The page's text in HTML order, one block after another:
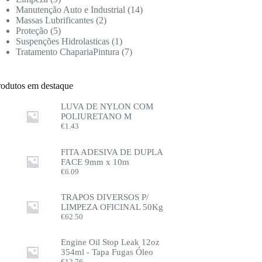
Manutenção Auto e Industrial
14
Massas Lubrificantes 2
Proteção 5
Suspenções Hidrolasticas 1
Tratamento ChapariaPintura
7
em destaque
LUVA DE NYLON COM
POLIURETANO M
€1.43
FITA ADESIVA DE DUPLA
FACE 9mm x 10m
€6.09
TRAPOS DIVERSOS P/
LIMPEZA OFICINAL 50Kg
€62.50
Engine Oil Stop Leak 12oz
354ml - Tapa Fugas Óleo